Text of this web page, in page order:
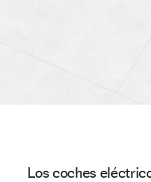
Los coches